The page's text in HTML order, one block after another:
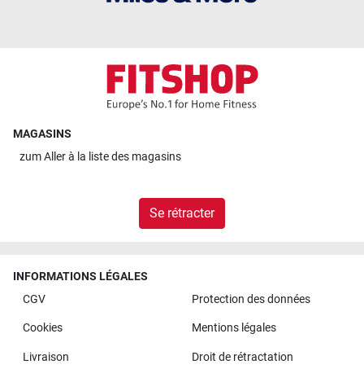
MAGASINS
zumAller à la liste des magasins
Se rétracter
INFORMATIONS LÉGALES
CGV
Protection des données
Cookies Mentions légales
Livraison Droit de rétractation